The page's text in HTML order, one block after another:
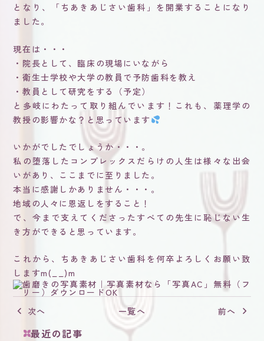
となり、「ちあきあじさい歯科」を開業することになり
ました。
現在は・・・
・院長として、臨床の現場にいながら
・衛生士学校や大学の教員で予防歯科を教え
・教員として研究をする（予定）
と多岐にわたって取り組んでいます！これも、薬理学の
教授の影響かな？と思っています
いかがでしたでしょうか・・・。
私の堕落したコンプレックスだらけの人生は様々な出会
いがあり、ここまでに至りました。
本当に感謝しかありません・・・。
地域の人々に恩返しをすること！
で、今まで支えてくださったすべての先生に恥じない生
き方ができると思っています。
これから、ちあきあじさい歯科を何卒よろしくお願い致
しますm(__)m
次へ 一覧へ 前へ
最近の記事